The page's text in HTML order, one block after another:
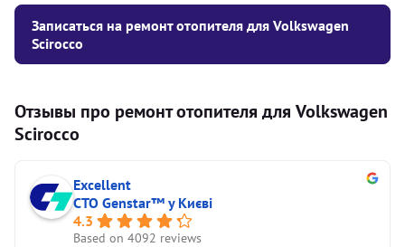
Записаться на ремонт отопителя для Volkswagen
Scirocco
Отзывы про ремонт отопителя для Volkswagen
Scirocco
Excellent
СТО Genstar™ у Києві
4.3
Based on 4092 reviews